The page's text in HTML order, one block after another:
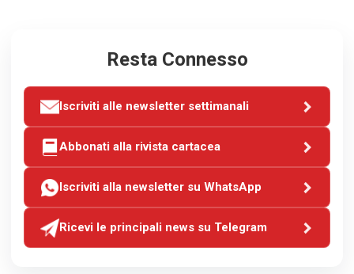
Resta Connesso
Iscriviti alle newsletter settimanali
Abbonati alla rivista cartacea
Iscriviti alla newsletter su WhatsApp
Ricevi le principali news su Telegram